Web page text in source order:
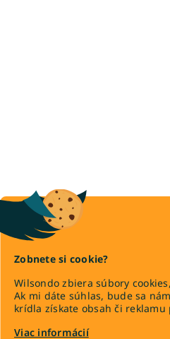
Zobnete si cookie?
Wilsondo zbiera súbory
Ak mi dáte súhlas, bude sa
krídla získate obsah či
Viac informácií